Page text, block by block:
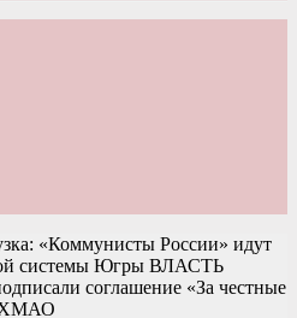
«Коммунисты России» идут
системы Югры ВЛАСТЬ
соглашение «За честные